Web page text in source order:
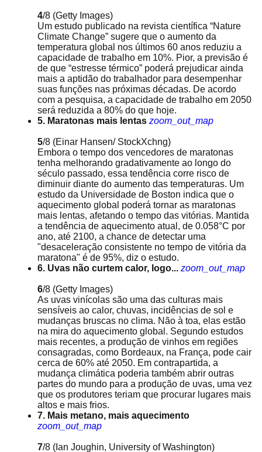
4/8 (Getty Images)
Um estudo publicado na revista científica “Nature
Climate Change” sugere que o aumento da
temperatura global nos últimos 60 anos reduziu a
capacidade de trabalho em 10%. Pior, a previsão é
de que “estresse térmico” poderá prejudicar ainda
mais a aptidão do trabalhador para desempenhar
suas funções nas próximas décadas. De acordo
com a pesquisa, a capacidade de trabalho em 2050
será reduzida a 80% do que hoje.
5. Maratonas mais lentas zoom_out_map
5/8 (Einar Hansen/ StockXchng)
Embora o tempo dos vencedores de maratonas
tenha melhorando gradativamente ao longo do
século passado, essa tendência corre risco de
diminuir diante do aumento das temperaturas. Um
estudo da Universidade de Boston indica que o
aquecimento global poderá tornar as maratonas
mais lentas, afetando o tempo das vitórias. Mantida
a tendência de aquecimento atual, de 0.058°C por
ano, até 2100, a chance de detectar uma
"desaceleração consistente no tempo de vitória da
maratona" é de 95%, diz o estudo.
6. Uvas não curtem calor, logo... zoom_out_map
6/8 (Getty Images)
As uvas vinícolas são uma das culturas mais
sensíveis ao calor, chuvas, incidências de sol e
mudanças bruscas no clima. Não à toa, elas estão
na mira do aquecimento global. Segundo estudos
mais recentes, a produção de vinhos em regiões
consagradas, como Bordeaux, na França, pode cair
cerca de 60% até 2050. Em contrapartida, a
mudança climática poderia também abrir outras
partes do mundo para a produção de uvas, uma vez
que os produtores teriam que procurar lugares mais
altos e mais frios.
7. Mais metano, mais aquecimento
zoom_out_map
7/8 (Ian Joughin, University of Washington)